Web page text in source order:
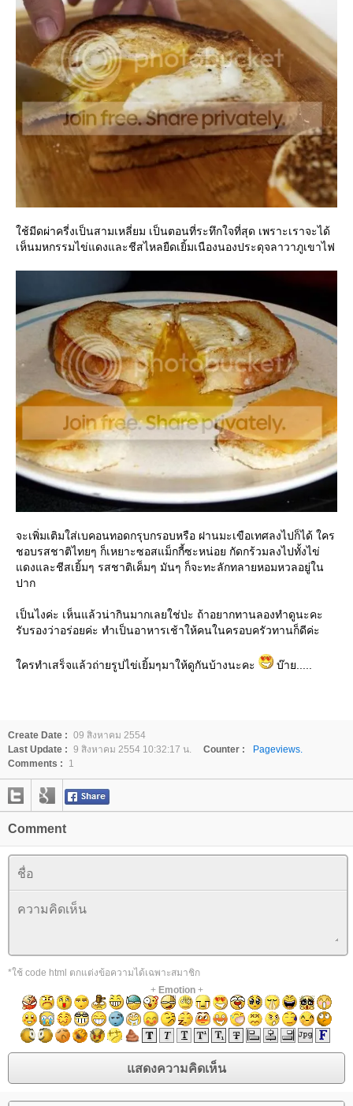
ช้มีดผ่าครี่งเป็นสามเหลี่ยม เป็นตอนที่ระทึกใจที่สุด เพราะเราจะได้
เห็นมหกรรมไข่แดงและชีสไหลยืดเยิ้มเนืองนองประดุจลาวาภูเขาไฟ
จะเพิ่มเติมใส่เบคอนทอดกรุบกรอบหรือ ฝานมะเขือเทศลงไปก็ได้ ใคร
ชอบรสชาติไทยๆ ก็เหยาะซอสแม็กกี้ซะหน่อย กัดกร้วมลงไปทั้งไข่
ดงและชีสเยิ้มๆ รสชาติเค็มๆ มันๆ ก็จะทะลักทลายหอมหวลอยู่ใน
ปาก
เป็นไงค่ะ เห็นแล้วน่ากินมากเลยใช่ป่ะ ถ้าอยากทานลองทำดูนะคะ
รับรองว่าอร่อยค่ะ ทำเป็นอาหารเช้าให้คนในครอบครัวทานก็ดีค่ะ
ครทำเสร็จแล้วถ่ายรูปไข่เยิ้มๆมาให้ดูกันบ้างนะคะ บ๊าย.....
Create Date : 09 สิงหาคม 2554
Last Update : 9 สิงหาคม 2554 10:32:17 น. Counter :
Pageviews.
Comments :
1
Comment
*ใช้ code html ตกแต่งข้อความได้เฉพาะสมาชิก
+ Emotion+